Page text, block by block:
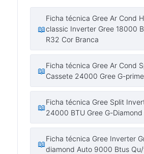
📖
Ficha técnica Gree Ar Cond
classic Inverter Gree 18000
R32 Cor Branca
📖
Ficha técnica Gree Ar Cond
Cassete 24000 Gree G-
📖
Ficha técnica Gree Split
24000 BTU Gree G-Diamond
📖
Ficha técnica Gree Inverter
diamond Auto 9000 Btus